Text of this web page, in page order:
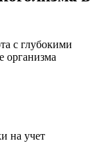
с глубокими
организма
на учет